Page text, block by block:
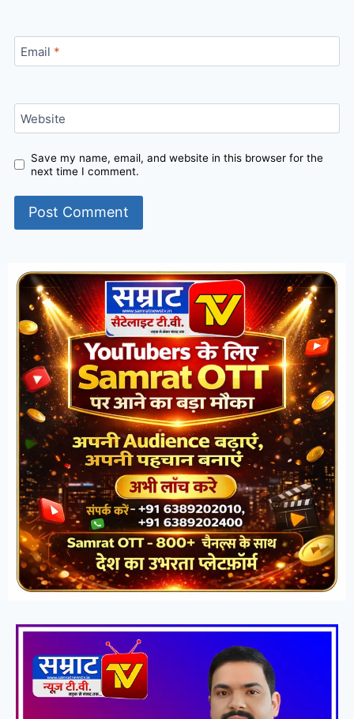
Email *
Website
Save my name, email, and website in this browser for the
next time I comment.